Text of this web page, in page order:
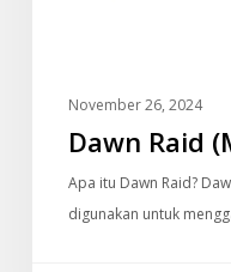
November 26, 2024
Dawn Raid
Apa itu Dawn Raid?
digunakan untuk